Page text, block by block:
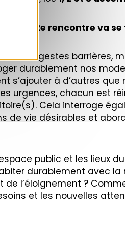
la 42e rencontre va se
strict, gestes barrières,
durablement nos
s’ajouter à d’autres que
urgences, chacun est
Cela interroge
de vie désirables et
public et les lieux
durablement avec la
l’éloignement ?
et les nouvelles